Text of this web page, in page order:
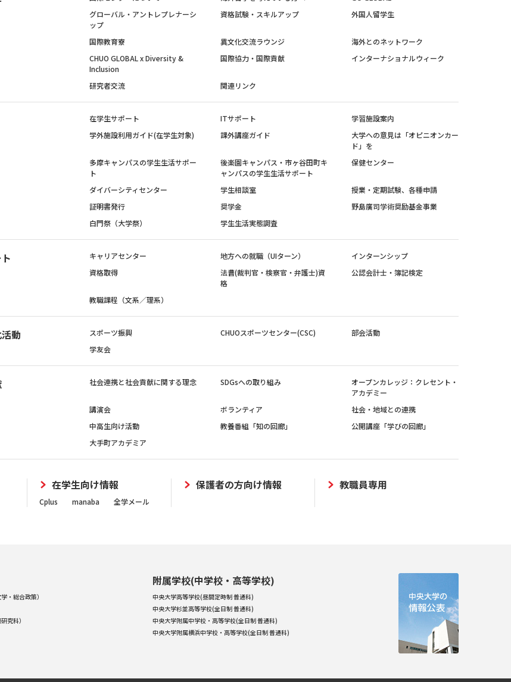
グローバル・アントレプレナーシ
ップ
資格試験・スキルアップ 外国人留学生
国際教育寮 異文化交流ラウンジ
海外とのネットワーク
CHUO GLOBAL x Diversity &
Inclusion
国際協力・国際貢献 インターナショナルウィーク
研究者交流 関連リンク
在学生サポート ITサポート
学習施設案内
学外施設利用ガイド(在学生対象)
課外講座ガイド
大学への意見は「オピニオンカー
ド」を
多摩キャンパスの学生生活サポー
ト
後楽園キャンパス・市ヶ谷田町キ
ャンパスの学生生活サポート
保健センター
ダイバーシティセンター 学生相談室
授業・定期試験、各種申請
証明書発行
奨学金
野島廣司学術奨励基金事業
白門祭（大学祭）
学生生活実態調査
キャリアセンター 地方への就職（UIターン）
インターンシップ
資格取得
法曹(裁判官・検察官・弁護士)資
格
公認会計士・簿記検定
教職課程（文系／理系）
動 スポーツ振興 CHUOスポーツセンター(CSC)
部会活動
学友会
社会連携と社会貢献に関する理念 SDGsへの取り組み
オープンカレッジ：クレセント・
アカデミー
講演会
ボランティア
社会・地域との連携
中高生向け活動
教養番組「知の回廊」
公開講座「学びの回廊」
大手町アカデミア
在学生向け情報
Cplus manaba 全学メール
保護者の方向け情報 教職員専用
・総合政策）
究科）
附属学校(中学校・高等学校)
中央大学高等学校(昼間定時制 普通科)
中央大学杉並高等学校(全日制 普通科)
中央大学附属中学校・高等学校(全日制 普通科)
中央大学附属横浜中学校・高等学校(全日制 普通科)